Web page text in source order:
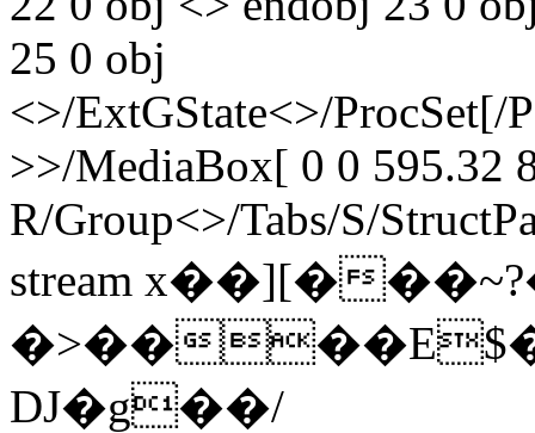
25 0 obj
<>/ExtGState<>/ProcSet[/
>>/MediaBox[ 0 0 595.32
R/Group<>/Tabs/S/
stream x��][�
�>��
DJ�g��/